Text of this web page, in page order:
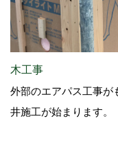
木工事
外部のエアパス工事が
井施工が始まります。